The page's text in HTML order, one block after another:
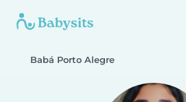
Babá Porto Alegre